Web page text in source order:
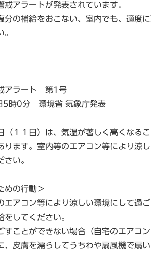
戒アラートが発表されています。
分の補給をおこない、室内でも、適度
アラート 第1号
時0分 環境省 気象庁発表
（１１日）は、気温が著しく高くなる
ります。室内等のエアコン等により涼
い。
めの行動＞
エアコン等により涼しい環境にして過
してください。
すことができない場合（自宅のエアコ
、皮膚を濡らしてうちわや扇風機で扇